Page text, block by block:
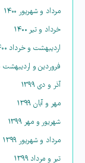
مرداد و شهریور ۱۴۰۰
خرداد و تیر ۱۴۰۰
اردیبهشت و خرداد ۱۴۰۰
فروردین و اردیبهشت ۱۴۰۰
آذر و دی ۱۳۹۹
مهر و آبان ۱۳۹۹
شهریور و مهر ۱۳۹۹
مرداد و شهریور ۱۳۹۹
تیر و مرداد ۱۳۹۹